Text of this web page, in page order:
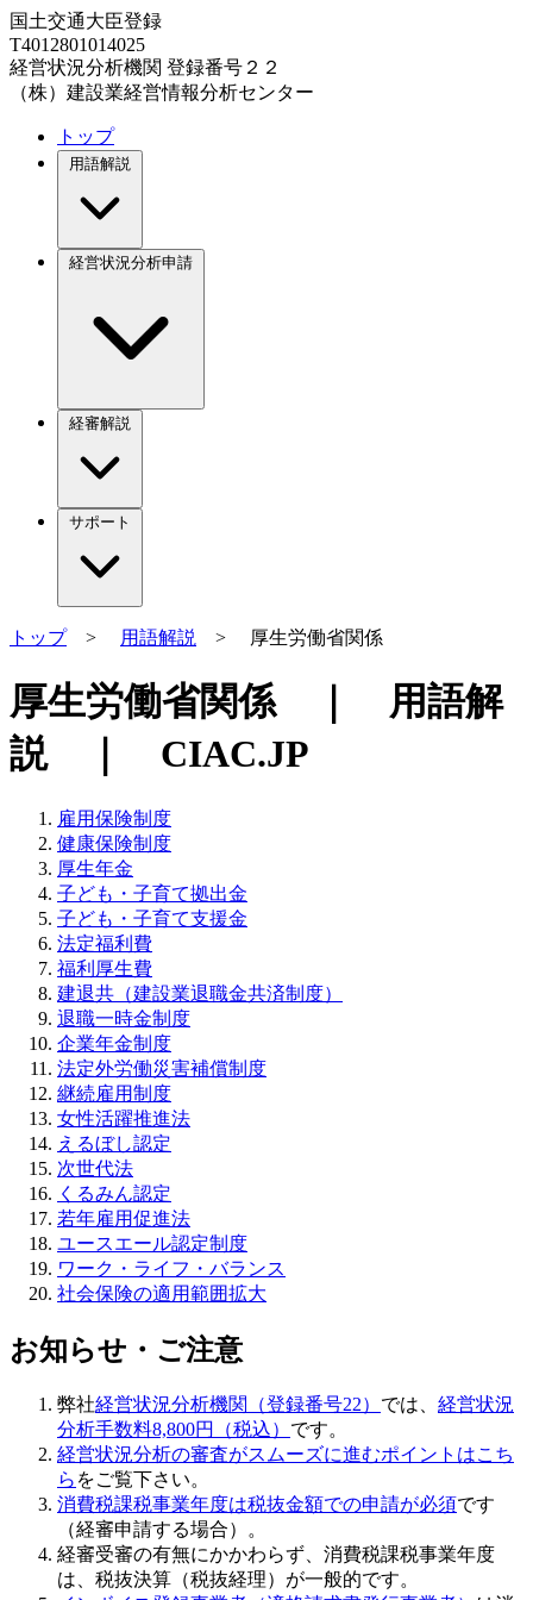
国土交通大臣登録
T4012801014025
経営状況分析機関 登録番号２２
（株）建設業経営情報分析センター
トップ
用語解説
経営状況分析申請
経審解説
サポート
トップ> 用語解説 > 厚生労働省関係
厚生労働省関係 ｜ 用語解
説 ｜ CIAC.JP
雇用保険制度
健康保険制度
厚生年金
子ども・子育て拠出金
子ども・子育て支援金
法定福利費
福利厚生費
建退共（建設業退職金共済制度）
退職一時金制度
企業年金制度
法定外労働災害補償制度
継続雇用制度
女性活躍推進法
えるぼし認定
次世代法
くるみん認定
若年雇用促進法
ユースエール認定制度
ワーク・ライフ・バランス
社会保険の適用範囲拡大
お知らせ・ご注意
弊社経営状況分析機関（登録番号22） では、 経営状況
分析手数料8,800円（税込） です。
経営状況分析の審査がスムーズに進むポイントはこち
ら をご覧下さい。
消費税課税事業年度は税抜金額での申請が必須です
（経審申請する場合）。
経審受審の有無にかかわらず、消費税課税事業年度
は、税抜決算（税抜経理）が一般的です。